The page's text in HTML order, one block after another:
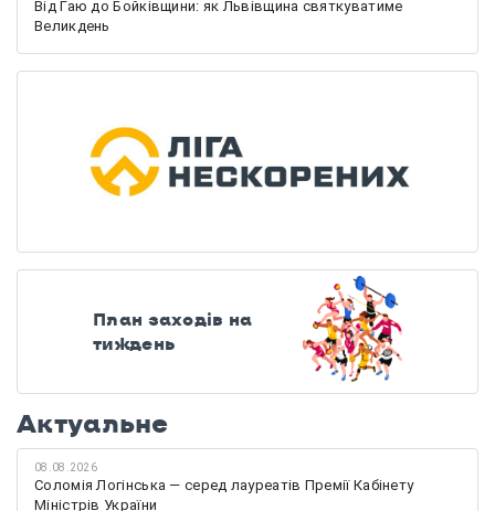
Від Гаю до Бойківщини: як Львівщина святкуватиме
Великдень
План заходів на
тиждень
Актуальне
08.08.2026
Соломія Логінська — серед лауреатів Премії Кабінету
Міністрів України